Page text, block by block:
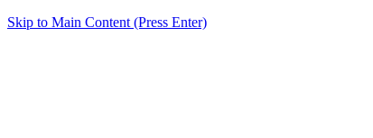
Skip to Main Content (Press Enter)